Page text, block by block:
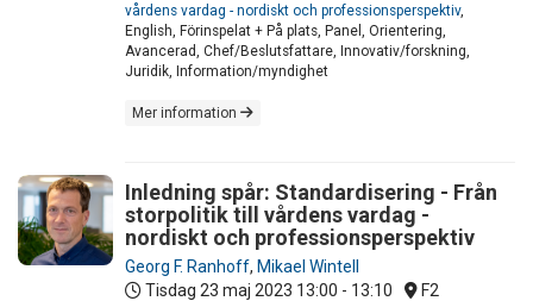
vårdens vardag - nordiskt och professionsperspektiv,
English, Förinspelat + På plats, Panel, Orientering,
Avancerad, Chef/Beslutsfattare, Innovativ/forskning,
Juridik, Information/myndighet
Mer information
Inledning spår: Standardisering - Från
storpolitik till vårdens vardag -
nordiskt och professionsperspektiv
Georg F. Ranhoff, Mikael Wintell
Tisdag 23 maj 2023 13:00 - 13:10 F2